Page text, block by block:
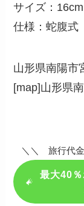
サイズ：
仕様：蛇腹式
山形県南陽市
[map]山形県
＼＼ 旅行代
最大40